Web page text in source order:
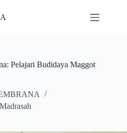
Pelajari Budidaya Maggot